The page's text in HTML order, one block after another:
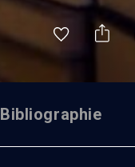
Bibliographie